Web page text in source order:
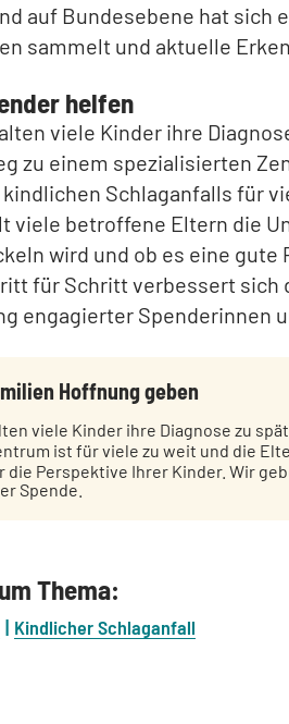
auf Bundesebene hat sich
sammelt und aktuelle
helfen
viele Kinder ihre
zu einem spezialisierten
Schlaganfalls für
viele betroffene Eltern die
wird und ob es eine gute
für Schritt verbessert sich
engagierter Spenderinnen
Hoffnung geben
viele Kinder ihre Diagnose zu
ist für viele zu weit und die
die Perspektive Ihrer Kinder. Wir
Spende.
Thema:
Kindlicher Schlaganfall